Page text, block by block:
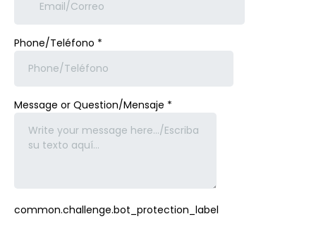
Phone/Teléfono *
Message or Question/Mensaje *
common.challenge.bot_protection_label